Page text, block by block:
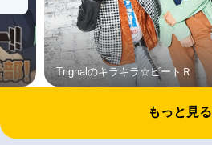
Trignalのキラキラ☆ビートＲ
もっと見る